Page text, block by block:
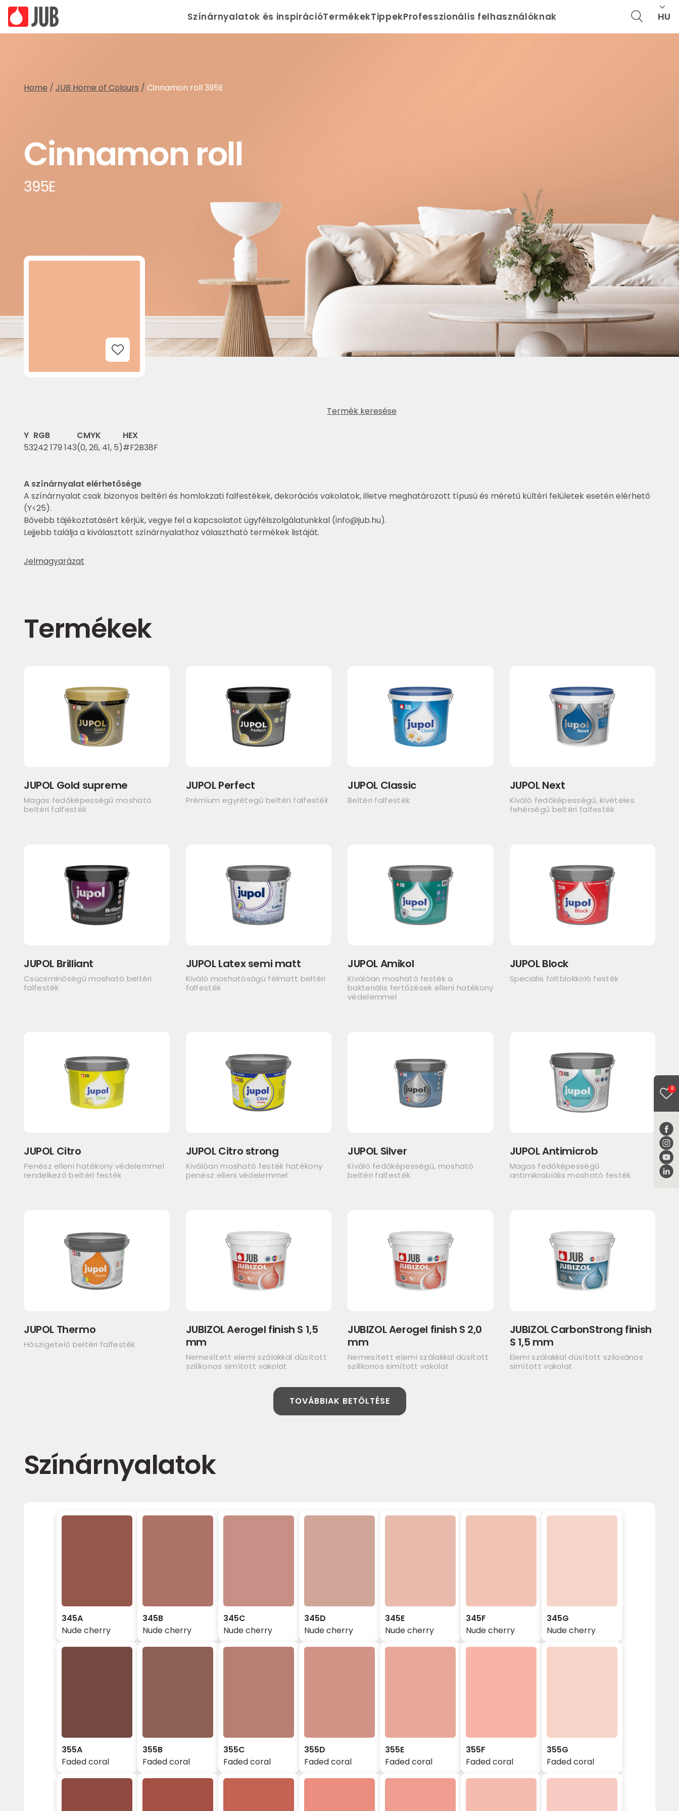
Színárnyalatok és inspirációTermékekTippekProfesszionális felhasználóknak HU
0
Home / JUB Home of Colours / Cinnamon roll 395E
Cinnamon roll
395E
Add to Wishlist
Termék keresése
Y
53
RGB
242 179 143
CMYK
(0, 26, 41, 5)
HEX
#F2B38F
A színárnyalat elérhetősége
A színárnyalat csak bizonyos beltéri és homlokzati falfestékek, dekorációs vakolatok, illetve meghatározott típusú és méretű kültéri felületek esetén elérhető
(Y<25).
Bővebb tájékoztatásért kérjük, vegye fel a kapcsolatot ügyfélszolgálatunkkal (info@jub.hu).
Lejjebb találja a kiválasztott színárnyalathoz választható termékek listáját.
Jelmagyarázat
Termékek
JUPOL Gold supreme
Magas fedőképességű mosható
beltéri falfesték
JUPOL Perfect
Prémium egyrétegű beltéri falfesték
JUPOL Classic
Beltéri falfesték
JUPOL Next
Kiváló fedőképességű, kivételes
fehérségű beltéri falfesték
JUPOL Brilliant
Csúcsminőségű mosható beltéri
falfesték
JUPOL Latex semi matt
Kiváló moshatóságú félmatt beltéri
falfesték
JUPOL Amikol
Kiválóan mosható festék a
bakteriális fertőzések elleni hatékony
védelemmel
JUPOL Block
Speciális foltblokkoló festék
JUPOL Citro
Penész elleni hatékony védelemmel
rendelkező beltéri festék
JUPOL Citro strong
Kiválóan mosható festék hatékony
penész elleni védelemmel
JUPOL Silver
Kiváló fedőképességű, mosható
beltéri falfesték
JUPOL Antimicrob
Magas fedőképességű
antimikrobiális mosható festék
JUPOL Thermo
Hőszigetelő beltéri falfesték
JUBIZOL Aerogel finish S 1,5
mm
Nemesített elemi szálakkal dúsított
szilikonos simított vakolat
JUBIZOL Aerogel finish S 2,0
mm
Nemesített elemi szálakkal dúsított
szilikonos simított vakolat
JUBIZOL CarbonStrong finish
S 1,5 mm
Elemi szálakkal dúsított sziloxános
simított vakolat
TOVÁBBIAK BETÖLTÉSE
Színárnyalatok
345A
Nude cherry
345B
Nude cherry
345C
Nude cherry
345D
Nude cherry
345E
Nude cherry
345F
Nude cherry
345G
Nude cherry
355A
Faded coral
355B
Faded coral
355C
Faded coral
355D
Faded coral
355E
Faded coral
355F
Faded coral
355G
Faded coral